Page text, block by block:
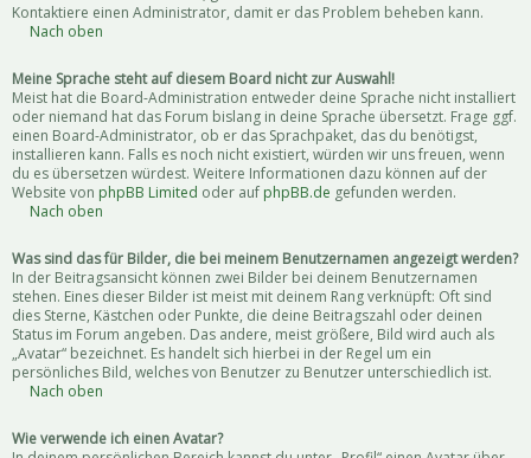
Kontaktiere einen Administrator, damit er das Problem beheben kann.
Nach oben
Meine Sprache steht auf diesem Board nicht zur Auswahl!
Meist hat die Board-Administration entweder deine Sprache nicht installiert
oder niemand hat das Forum bislang in deine Sprache übersetzt. Frage ggf.
einen Board-Administrator, ob er das Sprachpaket, das du benötigst,
installieren kann. Falls es noch nicht existiert, würden wir uns freuen, wenn
du es übersetzen würdest. Weitere Informationen dazu können auf der
Website von phpBB Limited oder auf phpBB.de gefunden werden.
Nach oben
Was sind das für Bilder, die bei meinem Benutzernamen angezeigt werden?
In der Beitragsansicht können zwei Bilder bei deinem Benutzernamen
stehen. Eines dieser Bilder ist meist mit deinem Rang verknüpft: Oft sind
dies Sterne, Kästchen oder Punkte, die deine Beitragszahl oder deinen
Status im Forum angeben. Das andere, meist größere, Bild wird auch als
„Avatar“ bezeichnet. Es handelt sich hierbei in der Regel um ein
persönliches Bild, welches von Benutzer zu Benutzer unterschiedlich ist.
Nach oben
Wie verwende ich einen Avatar?